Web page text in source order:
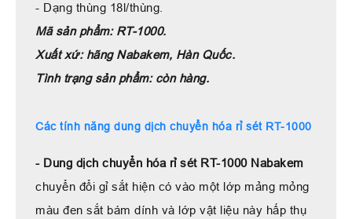
- Dạng thùng 18l/thùng.
Mã sản phẩm: RT-1000.
Xuất xứ: hãng Nabakem, Hàn Quốc.
Tình trạng sản phẩm: còn hàng.
Các tính năng dung dịch chuyển hóa rỉ sét RT-1000
- Dung dịch chuyển hóa rỉ sét RT-1000 Nabakem
chuyển đổi gỉ sắt hiện có vào một lớp mảng mỏng
màu đen sắt bám dính và lớp vật liệu này hấp thụ